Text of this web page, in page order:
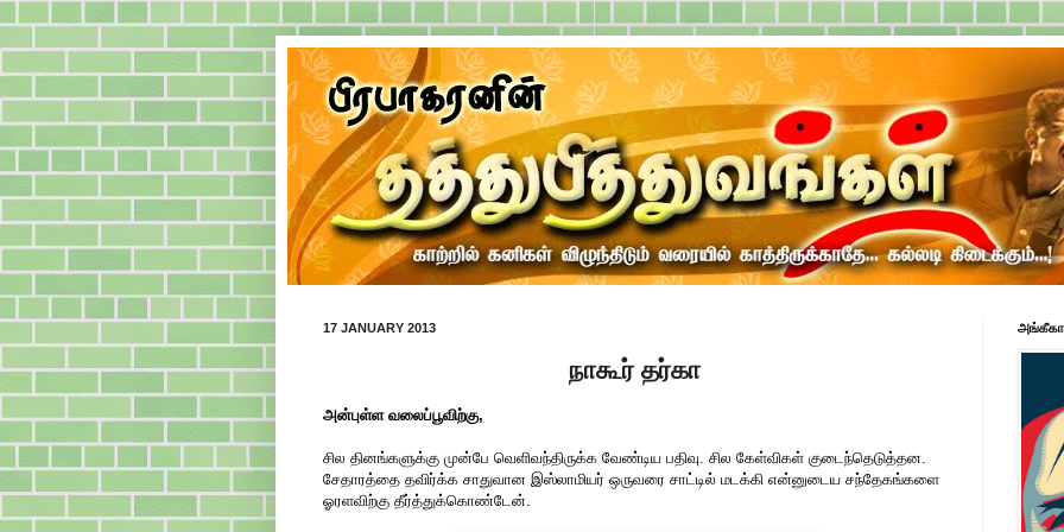
17 JANUARY 2013
நாகூர் தர்கா
அன்புள்ள வலைப்பூவிற்கு,
சில தினங்களுக்கு முன்பே வெளிவந்திருக்க வேண்டிய பதிவு. சில கேள்விகள் குடைந்தெடுத்தன.
சேதாரத்தை தவிர்க்க சாதுவான இஸ்லாமியர் ஒருவரை சாட்டில் மடக்கி என்னுடைய சந்தேகங்களை
ஓரளவிற்கு தீர்த்துக்கொண்டேன்.